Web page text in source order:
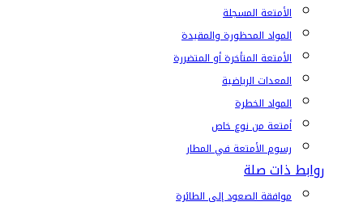
الأمتعة المسجلة
المواد المحظورة والمقيدة
الأمتعة المتأخرة أو المتضررة
المعدات الرياضية
المواد الخطرة
أمتعة من نوع خاص
رسوم الأمتعة في المطار
روابط ذات صلة
موافقة الصعود إلى الطائرة